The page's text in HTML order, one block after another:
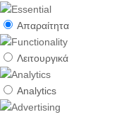
Απαραίτητα
Λειτουργικά
Analytics